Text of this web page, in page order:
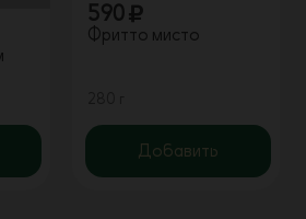
590
Фритто мисто
Добавить